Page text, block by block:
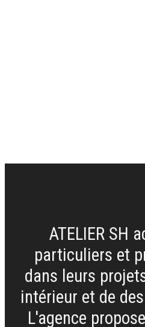
ATELIER SH
particuliers et
dans leurs
intérieur et de
L'agence